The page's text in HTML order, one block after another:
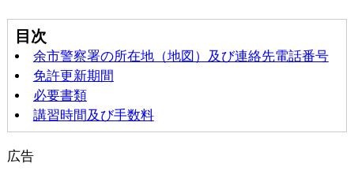
目次
余市警察署の所在地（地図）及び連絡先電話番号
免許更新期間
必要書類
講習時間及び手数料
広告